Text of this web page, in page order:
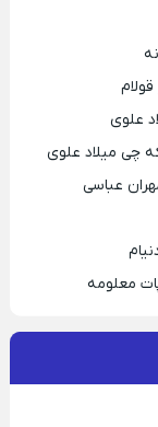
علوی
چی میلاد علوی
عباسی
معلومه